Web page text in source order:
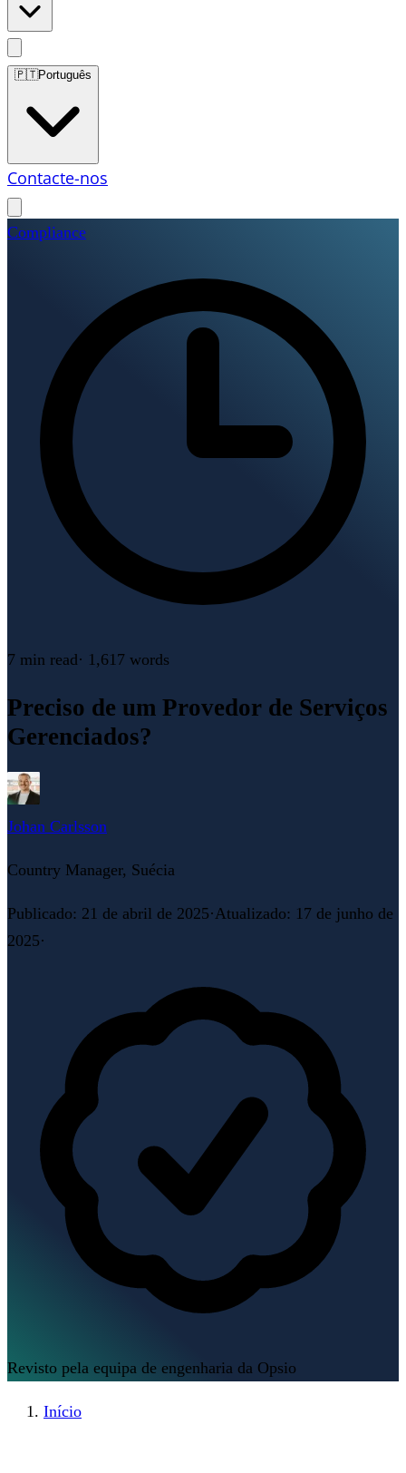
🇵🇹Português
Contacte-nos
Compliance
7 min read· 1,617 words
Preciso de um Provedor de Serviços
Gerenciados?
Johan Carlsson
Country Manager, Suécia
Publicado: 21 de abril de 2025· Atualizado: 17 de junho de
2025·
Revisto pela equipa de engenharia da Opsio
Início